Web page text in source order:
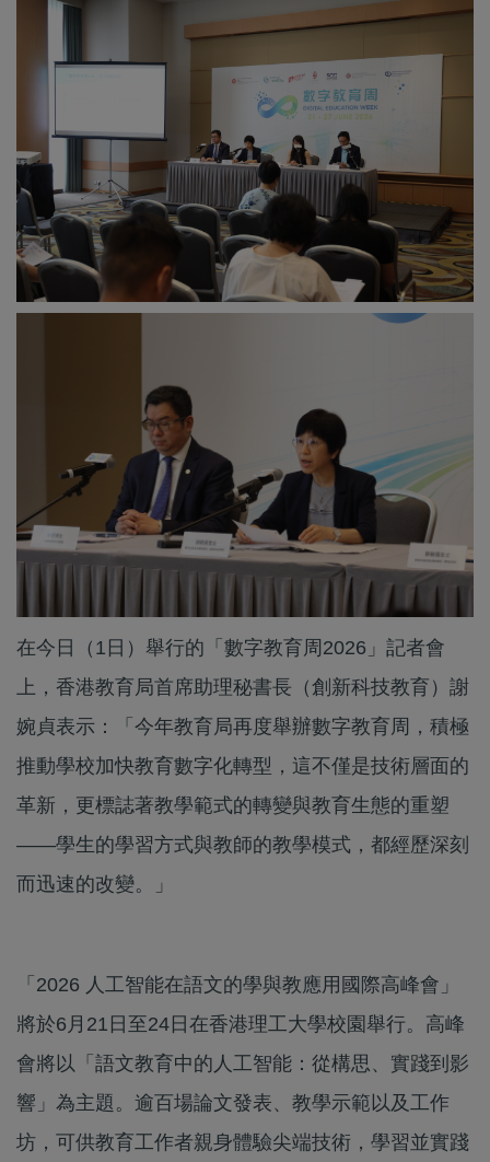
在今日（1日）舉行的「數字教育周2026」記者會
上，香港教育局首席助理秘書長（創新科技教育）謝
婉貞表示：「今年教育局再度舉辦數字教育周，積極
推動學校加快教育數字化轉型，這不僅是技術層面的
革新，更標誌著教學範式的轉變與教育生態的重塑
——學生的學習方式與教師的教學模式，都經歷深刻
而迅速的改變。」
「2026 人工智能在語文的學與教應用國際高峰會」
將於6月21日至24日在香港理工大學校園舉行。高峰
會將以「語文教育中的人工智能：從構思、實踐到影
響」為主題。逾百場論文發表、教學示範以及工作
坊，可供教育工作者親身體驗尖端技術，學習並實踐